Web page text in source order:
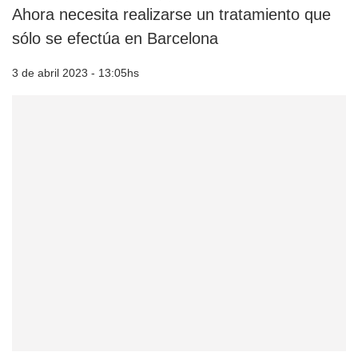
Ahora necesita realizarse un tratamiento que
sólo se efectúa en Barcelona
3 de abril 2023 - 13:05hs